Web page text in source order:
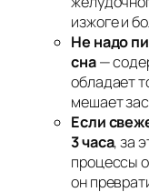
изжоге и
Не надо
сна—
обладает
мешает
Если
3 часа, за
процессы
он